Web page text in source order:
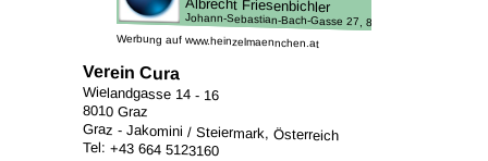
Werbung auf www.heinzelmaennchen.at
Verein Cura
Wielandgasse 14 - 16
8010 Graz
Graz - Jakomini / Steiermark, Österreich
Tel: +43 664 5123160